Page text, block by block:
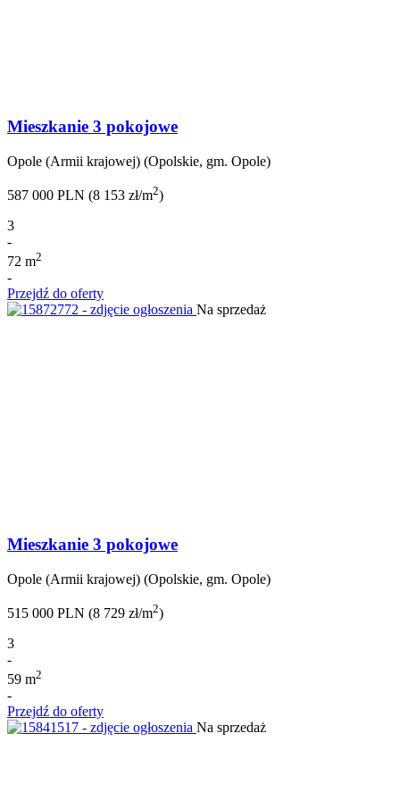
Mieszkanie 3 pokojowe
Opole (Armii krajowej) (Opolskie, gm. Opole)
587 000 PLN (8 153 zł/m2)
3
-
72 m2
-
Przejdź do oferty
Na sprzedaż
Mieszkanie 3 pokojowe
Opole (Armii krajowej) (Opolskie, gm. Opole)
515 000 PLN (8 729 zł/m2)
3
-
59 m2
-
Przejdź do oferty
Na sprzedaż